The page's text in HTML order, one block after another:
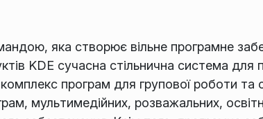
яка створює вільне програмне
KDE сучасна стільнична система для
програм для групової роботи та
мультимедійних, розважальних,